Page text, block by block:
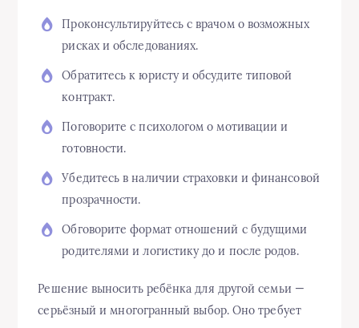
Проконсультируйтесь с врачом о возможных
рисках и обследованиях.
Обратитесь к юристу и обсудите типовой
контракт.
Поговорите с психологом о мотивации и
готовности.
Убедитесь в наличии страховки и финансовой
прозрачности.
Обговорите формат отношений с будущими
родителями и логистику до и после родов.
Решение выносить ребёнка для другой семьи —
серьёзный и многогранный выбор. Оно требует